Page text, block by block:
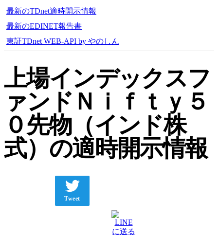
最新のTDnet適時開示情報
最新のEDINET報告書
東証TDnet WEB-API by やのしん
上場インデックスフ
ァンドＮｉｆｔｙ５
０先物（インド株
式）の適時開示情報
Tweet